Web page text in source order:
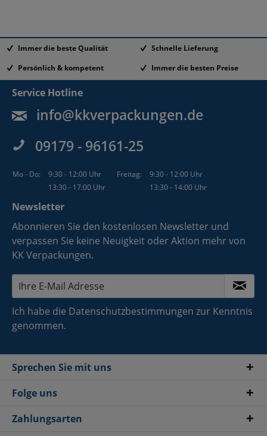
Immer die beste Qualität
Schnelle Lieferung
Persönlich & kompetent
Immer die besten Preise
Service Hotline
info@kkverpackungen.de
09179 - 96161-25
Mo - Do: 9:30 - 12:00 Uhr Freitag:
9:30 - 12:00 Uhr
13:30 - 17:00 Uhr
13:30 - 14:00 Uhr
Newsletter
Abonnieren Sie den kostenlosen Newsletter und
verpassen Sie keine Neuigkeit oder Aktion mehr von
KK Verpackungen.
Ich habe die Datenschutzbestimmungen zur Kenntnis
genommen.
Sprechen Sie mit uns
Folge uns
Zahlungsarten